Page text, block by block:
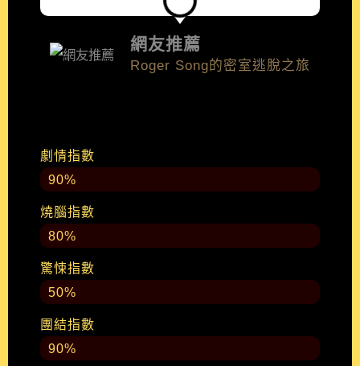
網友推薦
Roger Song的密室逃脫之旅
劇情指數
90%
燒腦指數
80%
驚悚指數
50%
團結指數
90%